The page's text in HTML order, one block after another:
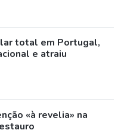
total em Portugal,
e atraiu
«à revelia» na